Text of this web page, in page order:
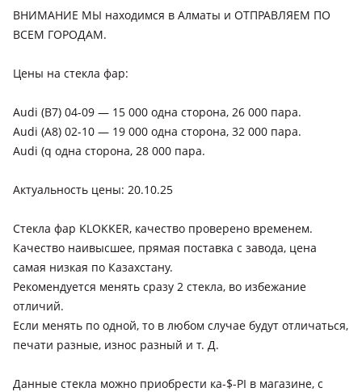
ВНИМАНИЕ МЫ находимся в Алматы и ОТПРАВЛЯЕМ ПО
ВСЕМ ГОРОДАМ.
Цены на стекла фар:
Audi (B7) 04-09 — 15 000 одна сторона, 26 000 пара.
Audi (A8) 02-10 — 19 000 одна сторона, 32 000 пара.
Audi (q одна сторона, 28 000 пара.
Актуальность цены: 20.10.25
Стекла фар KLOKKER, качество проверено временем.
Качество наивысшее, прямая поставка с завода, цена
самая низкая по Казахстану.
Рекомендуется менять сразу 2 стекла, во избежание
отличий.
Если менять по одной, то в любом случае будут отличаться,
печати разные, износ разный и т. Д.
Данные стекла можно приобрести ка-$-PI в магазине, c